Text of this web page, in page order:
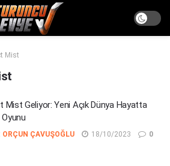
Mist
Mist Geliyor: Yeni Açık Dünya Hayatta
ORÇUN ÇAVUŞOĞLU 18/10/2023 0